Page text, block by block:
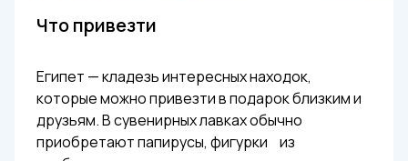
Что привезти
Египет — кладезь интересных находок,
которые можно привезти в подарок близким и
друзьям. В сувенирных лавках обычно
приобретают папирусы, фигурки из